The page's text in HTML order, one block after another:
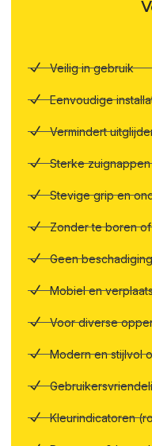
Veilig in gebruik
Eenvoudige
Vermindert
Sterke zuignappen
Stevige grip en
Zonder te boren
Geen
Mobiel en
Voor diverse
Modern en stijlvol
Kleurindicatoren